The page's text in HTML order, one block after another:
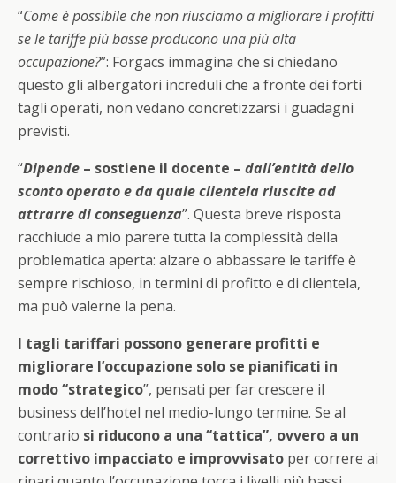
“Come è possibile che non riusciamo a migliorare i profitti
se le tariffe più basse producono una più alta
occupazione?”: Forgacs immagina che si chiedano
questo gli albergatori increduli che a fronte dei forti
tagli operati, non vedano concretizzarsi i guadagni
previsti.
“Dipende – sostiene il docente – dall’entità dello
sconto operato e da quale clientela riuscite ad
attrarre di conseguenza”. Questa breve risposta
racchiude a mio parere tutta la complessità della
problematica aperta: alzare o abbassare le tariffe è
sempre rischioso, in termini di profitto e di clientela,
ma può valerne la pena.
I tagli tariffari possono generare profitti e
migliorare l’occupazione solo se pianificati in
modo “strategico”, pensati per far crescere il
business dell’hotel nel medio-lungo termine. Se al
contrario si riducono a una “tattica”, ovvero a un
correttivo impacciato e improvvisato per correre ai